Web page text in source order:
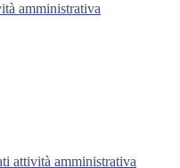
amministrativa
attività amministrativa